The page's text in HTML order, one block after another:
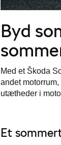
Byd
Med et Škoda
andet
utætheder i
Et